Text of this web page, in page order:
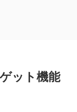
ット機能